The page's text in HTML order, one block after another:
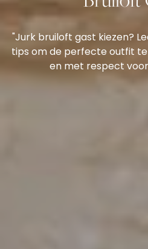
"Jurk bruiloft gast kiezen?
tips om de perfecte outfit te
en met respect